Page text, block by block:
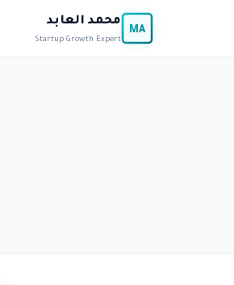
MA
محمد العابد
Startup Growth Expert